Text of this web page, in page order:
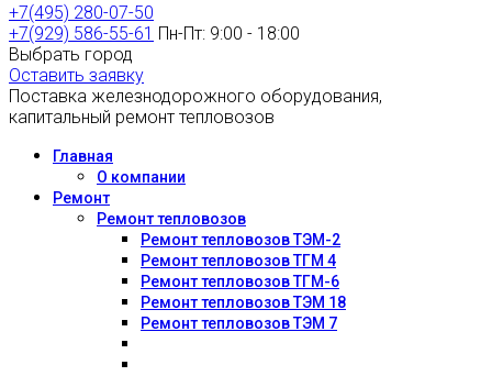
+7(495) 280-07-50
+7(929) 586-55-61 Пн-Пт: 9:00 - 18:00
Выбрать город
Оставить заявку
Поставка железнодорожного оборудования,
капитальный ремонт тепловозов
Главная
О компании
Ремонт
Ремонт тепловозов
Ремонт тепловозов ТЭМ-2
Ремонт тепловозов ТГМ 4
Ремонт тепловозов ТГМ-6
Ремонт тепловозов ТЭМ 18
Ремонт тепловозов ТЭМ 7